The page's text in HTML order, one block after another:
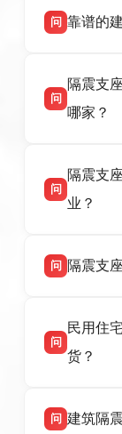
问 靠谱的
震支座
HDR 高
话：
问
隔震支
哪家？
产厂家
供货、
话：
问
隔震支
业？
品资质
货，厂
号北方工
问 隔震支
高新区
支座源
问
民用住
货？
适用于
问 建筑隔